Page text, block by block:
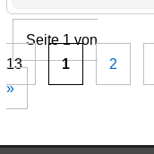
Seite 1 von
13
1 2
»